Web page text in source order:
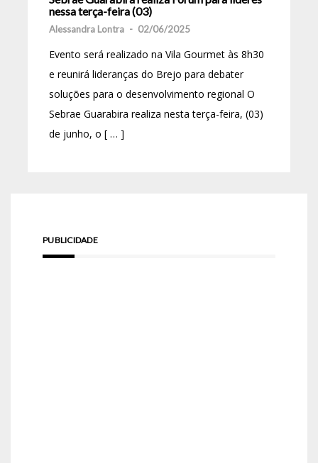
nessa terça-feira (03)
Alessandra Lontra - 02/06/2025
Evento será realizado na Vila Gourmet às 8h30
e reunirá lideranças do Brejo para debater
soluções para o desenvolvimento regional O
Sebrae Guarabira realiza nesta terça-feira, (03)
de junho, o [ … ]
PUBLICIDADE